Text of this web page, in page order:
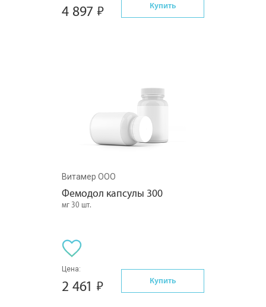
4 897 Купить
Витамер ООО
Фемодол капсулы 300
мг 30 шт.
Цена:
2 461 Купить